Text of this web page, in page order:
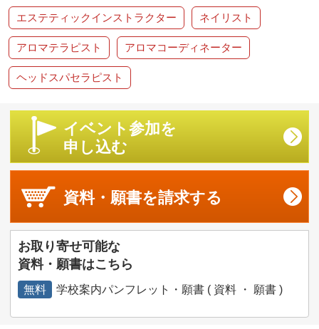
エステティックインストラクター ネイリスト
アロマテラピスト アロマコーディネーター
ヘッドスパセラピスト
イベント参加を
申し込む
資料・願書を請求する
お取り寄せ可能な
資料・願書はこちら
無料 学校案内パンフレット・願書 ( 資料 ・ 願書 )